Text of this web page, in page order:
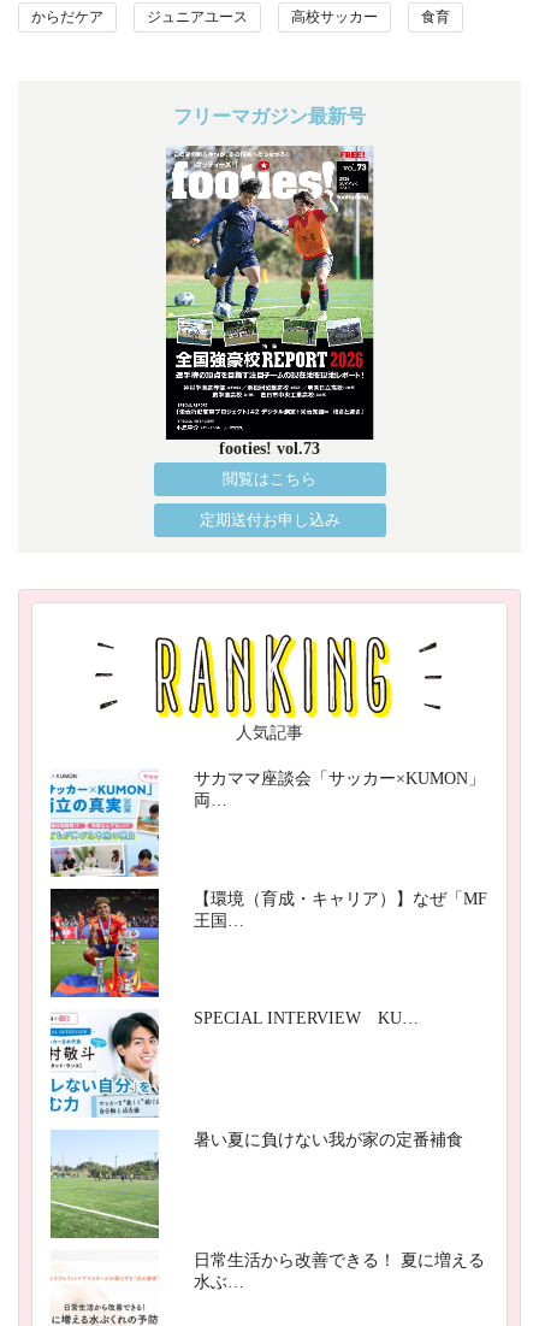
からだケア ジュニアユース 高校サッカー 食育
フリーマガジン最新号
footies! vol.73
閲覧はこちら
定期送付お申し込み
人気記事
サカママ座談会「サッカー×KUMON」
両…
【環境（育成・キャリア）】なぜ「MF
王国…
SPECIAL INTERVIEW KU…
暑い夏に負けない我が家の定番補食
日常生活から改善できる！ 夏に増える
水ぶ…